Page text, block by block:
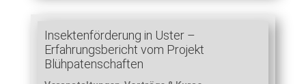
Insektenförderung in Uster –
Erfahrungsbericht vom Projekt
Blühpatenschaften